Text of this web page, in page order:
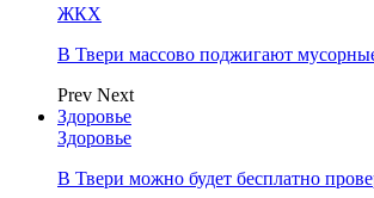
ЖКХ
В Твери массово поджигают
Prev Next
Здоровье
Здоровье
В Твери можно будет бесплатно